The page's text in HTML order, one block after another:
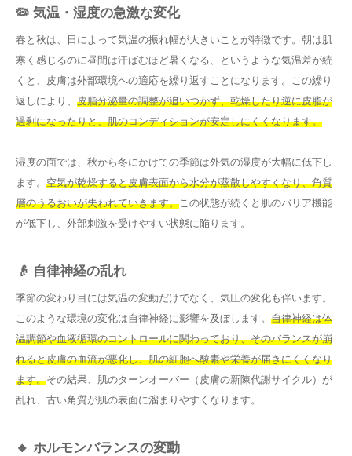
🦠 気温・湿度の急激な変化
春と秋は、日によって気温の振れ幅が大きいことが特徴です。朝は肌
寒く感じるのに昼間は汗ばむほど暑くなる、というような気温差が続
くと、皮膚は外部環境への適応を繰り返すことになります。この繰り
返しにより、 皮脂分泌量の調整が追いつかず、乾燥したり逆に皮脂が
過剰になったりと、肌のコンディションが安定しにくくなります。
湿度の面では、秋から冬にかけての季節は外気の湿度が大幅に低下し
ます。 空気が乾燥すると皮膚表面から水分が蒸散しやすくなり、角質
層のうるおいが失われていきます。 この状態が続くと肌のバリア機能
が低下し、外部刺激を受けやすい状態に陥ります。
👴 自律神経の乱れ
季節の変わり目には気温の変動だけでなく、気圧の変化も伴います。
このような環境の変化は自律神経に影響を及ぼします。 自律神経は体
温調節や血液循環のコントロールに関わっており、そのバランスが崩
れると皮膚の血流が悪化し、肌の細胞へ酸素や栄養が届きにくくなり
ます。その結果、肌のターンオーバー（皮膚の新陳代謝サイクル）が
乱れ、古い角質が肌の表面に溜まりやすくなります。
🔸 ホルモンバランスの変動